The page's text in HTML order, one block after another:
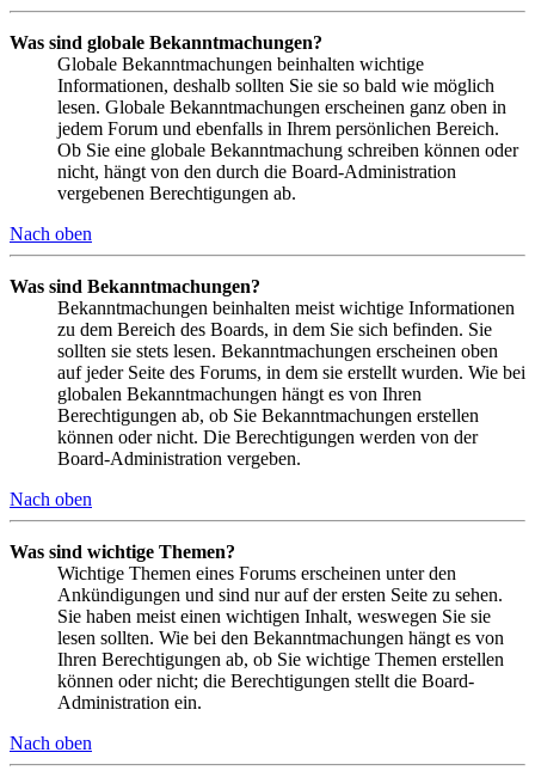
Was sind globale Bekanntmachungen?
Globale Bekanntmachungen beinhalten wichtige
Informationen, deshalb sollten Sie sie so bald wie möglich
lesen. Globale Bekanntmachungen erscheinen ganz oben in
jedem Forum und ebenfalls in Ihrem persönlichen Bereich.
Ob Sie eine globale Bekanntmachung schreiben können oder
nicht, hängt von den durch die Board-Administration
vergebenen Berechtigungen ab.
Nach oben
Was sind Bekanntmachungen?
Bekanntmachungen beinhalten meist wichtige Informationen
zu dem Bereich des Boards, in dem Sie sich befinden. Sie
sollten sie stets lesen. Bekanntmachungen erscheinen oben
auf jeder Seite des Forums, in dem sie erstellt wurden. Wie bei
globalen Bekanntmachungen hängt es von Ihren
Berechtigungen ab, ob Sie Bekanntmachungen erstellen
können oder nicht. Die Berechtigungen werden von der
Board-Administration vergeben.
Nach oben
Was sind wichtige Themen?
Wichtige Themen eines Forums erscheinen unter den
Ankündigungen und sind nur auf der ersten Seite zu sehen.
Sie haben meist einen wichtigen Inhalt, weswegen Sie sie
lesen sollten. Wie bei den Bekanntmachungen hängt es von
Ihren Berechtigungen ab, ob Sie wichtige Themen erstellen
können oder nicht; die Berechtigungen stellt die Board-
Administration ein.
Nach oben